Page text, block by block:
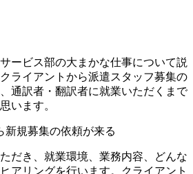
ービス部の大まかな仕事について説
ライアントから派遣スタッフ募集の
通訳者・翻訳者に就業いただくまで
います。
新規募集の依頼が来る
だき、就業環境、業務内容、どんな
アリングを行います。クライアント